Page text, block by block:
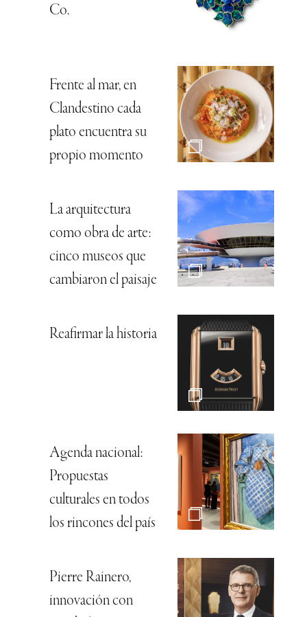
Co.
Frente al mar, en
Clandestino cada
plato encuentra su
propio momento
La arquitectura
como obra de arte:
cinco museos que
cambiaron el paisaje
Reafirmar la historia
Agenda nacional:
Propuestas
culturales en todos
los rincones del país
Pierre Rainero,
innovación con